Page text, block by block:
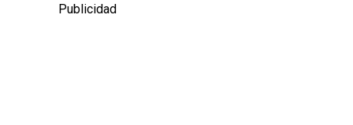
Publicidad